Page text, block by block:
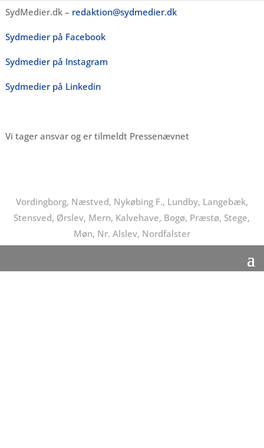
SydMedier.dk – redaktion@sydmedier.dk
Sydmedier på Facebook
Sydmedier på Instagram
Sydmedier på Linkedin
Vi tager ansvar og er tilmeldt Pressenævnet
Vordingborg, Næstved, Nykøbing F., Lundby, Langebæk,
Stensved, Ørslev, Mern, Kalvehave, Bogø, Præstø, Stege,
Møn, Nr. Alslev, Nordfalster